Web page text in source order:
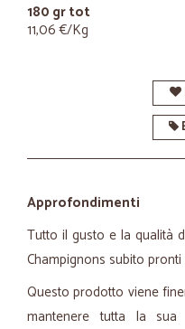
180 gr tot
11,06 €/Kg
Approfondimenti
Tutto il gusto e la qualità
Champignons subito
Questo prodotto viene
mantenere tutta la